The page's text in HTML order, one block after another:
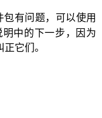
包有问题，可以使用
中的下一步，因为
它们。